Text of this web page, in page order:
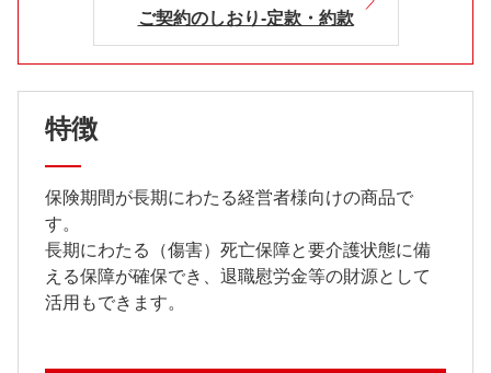
ご契約のしおり-定款・約款
特徴
保険期間が長期にわたる経営者様向けの商品で
す。
長期にわたる（傷害）死亡保障と要介護状態に備
える保障が確保でき、退職慰労金等の財源として
活用もできます。